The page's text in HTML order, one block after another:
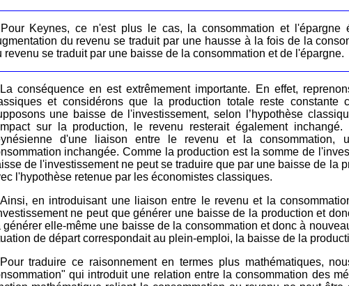
Pour Keynes, ce n'est plus le cas, la consommation et l'épargne
du revenu se traduit par une hausse à la fois de la
revenu se traduit par une baisse de la consommation et de l'épargne.
La conséquence en est extrêmement importante. En effet,
et considérons que la production totale reste constante
une baisse de l'investissement, selon l’hypothèse
sur la production, le revenu resterait également
d'une liaison entre le revenu et la consommation,
inchangée. Comme la production est la somme de
de l'investissement ne peut se traduire que par une baisse de la
l'hypothèse retenue par les économistes classiques.
Ainsi, en introduisant une liaison entre le revenu et la
ne peut que générer une baisse de la production et
générer elle-même une baisse de la consommation et donc à
de départ correspondait au plein-emploi, la baisse de la
Pour traduire ce raisonnement en termes plus mathématiques,
qui introduit une relation entre la consommation des